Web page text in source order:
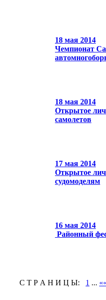
18 мая 2014
Чемпионат
18 мая 2014
Открытое
самолетов
17 мая 2014
Открытое
судомоделям
16 мая 2014
Районный
С Т Р А Н И Ц Ы: 1 ...